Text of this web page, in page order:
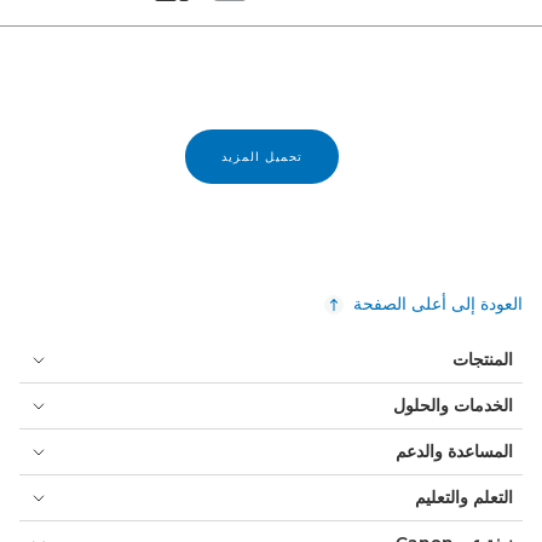
تحميل المزيد
العودة إلى أعلى الصفحة
المنتجات
الخدمات والحلول
المساعدة والدعم
التعلم والتعليم